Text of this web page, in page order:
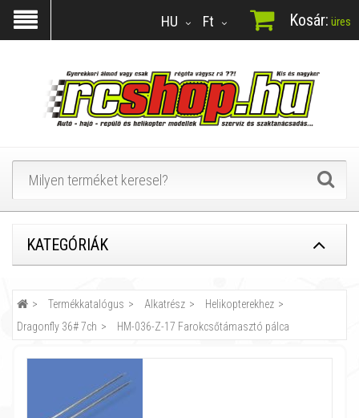
Ft
HU Kosár: üres
KATEGÓRIÁK
Termékkatalógus Alkatrész
Helikopterekhez
Dragonfly 36# 7ch
HM-036-Z-17 Farokcsőtámasztó pálca